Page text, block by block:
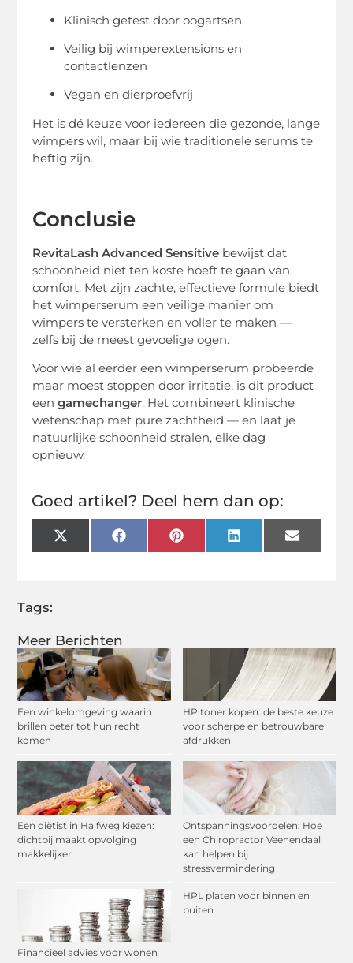
Meer Berichten
Een winkelomgeving waarin
brillen beter tot hun recht
komen
HP toner kopen: de beste keuze
voor scherpe en betrouwbare
afdrukken
Een diëtist in Halfweg kiezen:
dichtbij maakt opvolging
makkelijker
Ontspanningsvoordelen: Hoe
een Chiropractor Veenendaal
kan helpen bij
stressvermindering
Financieel advies voor wonen
HPL platen voor binnen en
buiten
Klinisch getest door oogartsen
Veilig bij wimperextensions en
contactlenzen
Vegan en dierproefvrij
Het is dé keuze voor iedereen die gezonde, lange
wimpers wil, maar bij wie traditionele serums te
heftig zijn.
Conclusie
RevitaLash Advanced Sensitive bewijst dat
schoonheid niet ten koste hoeft te gaan van
comfort. Met zijn zachte, effectieve formule biedt
het wimperserum een veilige manier om
wimpers te versterken en voller te maken —
zelfs bij de meest gevoelige ogen.
Voor wie al eerder een wimperserum probeerde
maar moest stoppen door irritatie, is dit product
eengamechanger. Het combineert klinische
wetenschap met pure zachtheid — en laat je
natuurlijke schoonheid stralen, elke dag
opnieuw.
Goed artikel? Deel hem dan op:
X
(Twitter)
FacebookPinterestLinkedInEmail
Tags: